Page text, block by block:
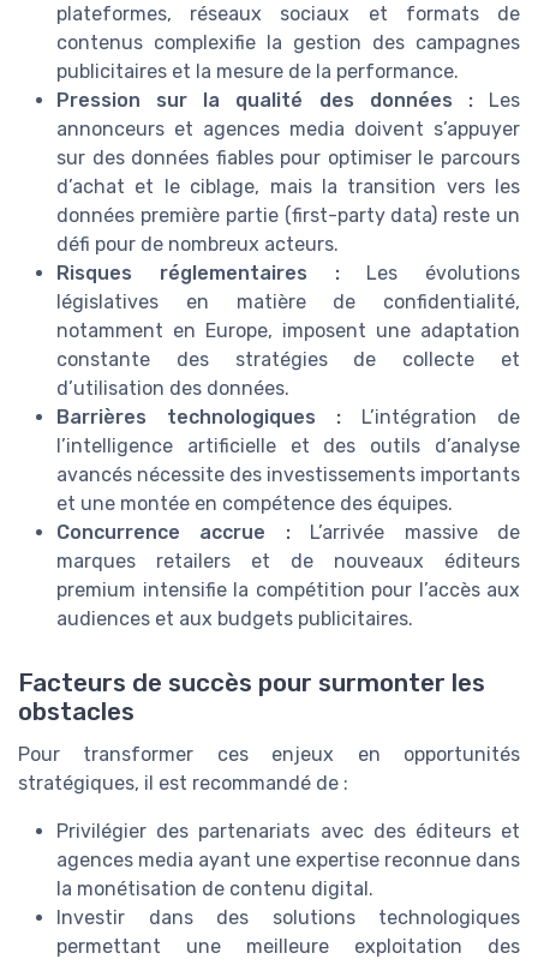
plateformes, réseaux sociaux et formats de
contenus complexifie la gestion des campagnes
publicitaires et la mesure de la performance.
Pression sur la qualité des données :Les
annonceurs et agences media doivent s’appuyer
sur des données fiables pour optimiser le parcours
d’achat et le ciblage, mais la transition vers les
données première partie (first-party data) reste un
défi pour de nombreux acteurs.
Risques réglementaires :Les évolutions
législatives en matière de confidentialité,
notamment en Europe, imposent une adaptation
constante des stratégies de collecte et
d’utilisation des données.
Barrières technologiques : L’intégration de
l’intelligence artificielle et des outils d’analyse
avancés nécessite des investissements importants
et une montée en compétence des équipes.
Concurrence accrue :L’arrivée massive de
marques retailers et de nouveaux éditeurs
premium intensifie la compétition pour l’accès aux
audiences et aux budgets publicitaires.
Facteurs de succès pour surmonter les
obstacles
Pour transformer ces enjeux en opportunités
stratégiques, il est recommandé de :
Privilégier des partenariats avec des éditeurs et
agences media ayant une expertise reconnue dans
la monétisation de contenu digital.
Investir dans des solutions technologiques
permettant une meilleure exploitation des